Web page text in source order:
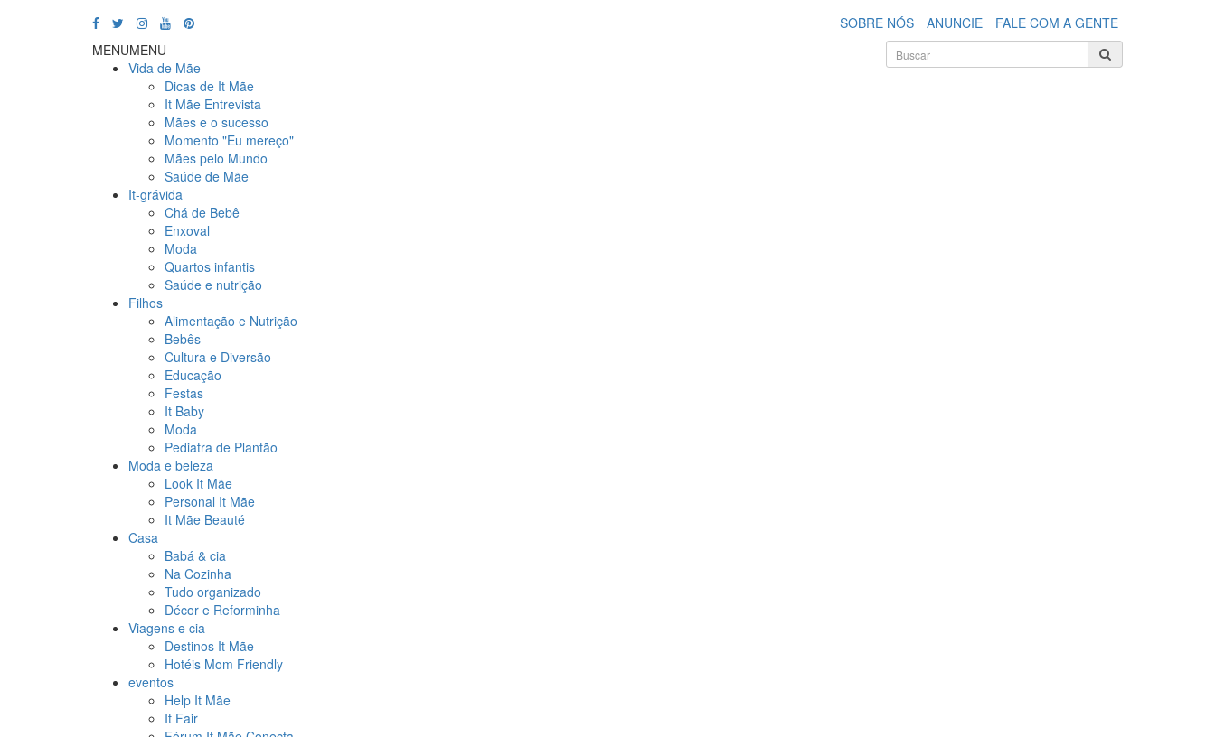
SOBRE NÓS ANUNCIE
FALE COM A GENTE
MENUMENU
Vida de Mãe
Dicas de It Mãe
It Mãe Entrevista
Mães e o sucesso
Momento "Eu mereço"
Mães pelo Mundo
Saúde de Mãe
It-grávida
Chá de Bebê
Enxoval
Moda
Quartos infantis
Saúde e nutrição
Filhos
Alimentação e Nutrição
Bebês
Cultura e Diversão
Educação
Festas
It Baby
Moda
Pediatra de Plantão
Moda e beleza
Look It Mãe
Personal It Mãe
It Mãe Beauté
Casa
Babá & cia
Na Cozinha
Tudo organizado
Décor e Reforminha
Viagens e cia
Destinos It Mãe
Hotéis Mom Friendly
eventos
Help It Mãe
It Fair